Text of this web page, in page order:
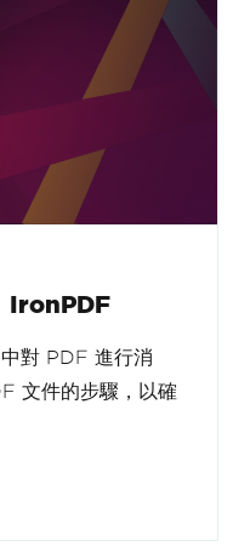
IronPDF
對 PDF 進行消
文件的步驟，以確